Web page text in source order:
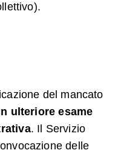
del mancato
ulteriore esame
. Il Servizio
delle